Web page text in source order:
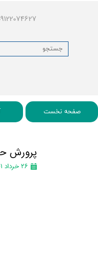
صفحه نخست
پرورش
۲۶ خرداد ۱۴۰۱